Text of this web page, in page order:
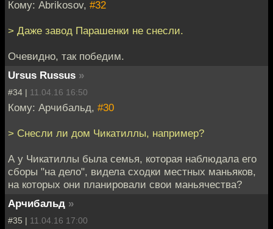
Кому: Abrikosov, #32
> Даже завод Парашенки не снесли.
Очевидно, так победим.
Ursus Russus »
#34 | 11.04.16 16:50
Кому: Арчибальд, #30
> Снесли ли дом Чикатиллы, например?
А у Чикатиллы была семья, которая наблюдала его
сборы "на дело", видела сходки местных маньяков,
на которых они планировали свои маньячества?
Арчибальд »
#35 | 11.04.16 17:00